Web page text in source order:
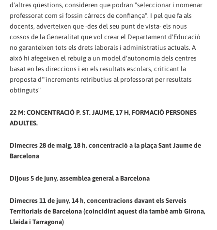
d'altres qüestions, consideren que podran "seleccionar i nomenar
professorat com si fossin càrrecs de confiança". I pel que fa als
docents, adverteixen que -des del seu punt de vista- els nous
cossos de la Generalitat que vol crear el Departament d'Educació
no garanteixen tots els drets laborals i administratius actuals. A
això hi afegeixen el rebuig a un model d'autonomia dels centres
basat en les direccions i en els resultats escolars, criticant la
proposta d'"increments retributius al professorat per resultats
obtinguts"
22 M: CONCENTRACIÓ P. ST. JAUME, 17 H, FORMACIÓ PERSONES
ADULTES.
Dimecres 28 de maig, 18 h, concentració a la plaça Sant Jaume de
Barcelona
Dijous 5 de juny, assemblea general a Barcelona
Dimecres 11 de juny, 14 h, concentracions davant els Serveis
Territorials de Barcelona (coincidint aquest dia també amb Girona,
Lleida i Tarragona)